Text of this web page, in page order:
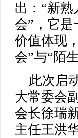
出：“新熟
会”，它
价值体现
会”与“陌
此次启
大常委会
会长徐瑞
主任王洪